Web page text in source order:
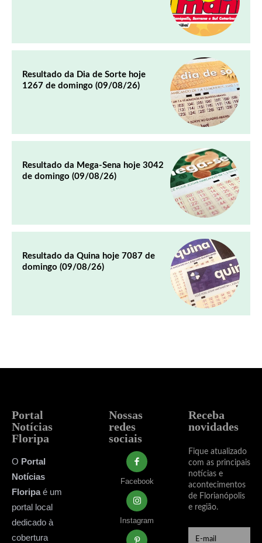
Resultado da Dia de Sorte hoje
1267 de domingo (09/08/26)
Resultado da Mega-Sena hoje 3042
de domingo (09/08/26)
Resultado da Quina hoje 7087 de
domingo (09/08/26)
Portal
Notícias
Floripa
O Portal
Notícias
Floripaé um
portal local
dedicado à
cobertura
Nossas
redes
sociais
Facebook
Instagram
Receba
novidades
Fique atualizado
com as principais
notícias e
acontecimentos
de Florianópolis
e região.